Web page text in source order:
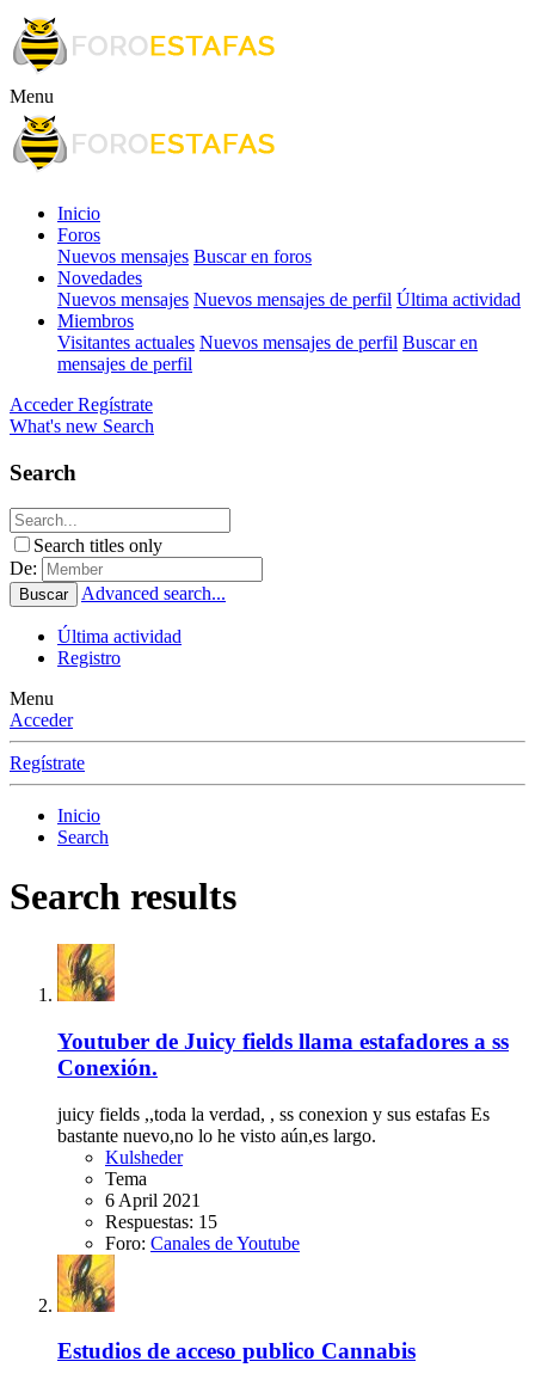
Menu
Inicio
Foros
Nuevos mensajes Buscar en foros
Novedades
Nuevos mensajes Nuevos mensajes de perfil Última actividad
Miembros
Visitantes actuales Nuevos mensajes de perfil Buscar en
mensajes de perfil
Acceder Regístrate
What's new Search
Search
Search titles only
De:
Buscar Advanced search...
Última actividad
Registro
Menu
Acceder
Regístrate
Inicio
Search
Search results
Youtuber de Juicy fields llama estafadores a ss
Conexión.
juicy fields ,,toda la verdad, , ss conexion y sus estafas Es
bastante nuevo,no lo he visto aún,es largo.
Kulsheder
Tema
6 April 2021
Respuestas: 15
Foro: Canales de Youtube
Estudios de acceso publico Cannabis